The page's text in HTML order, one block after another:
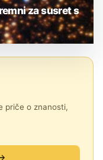
za susret s
priče o znanosti,